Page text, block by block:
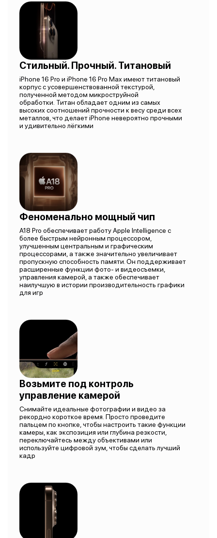
Стильный. Прочный. Титановый
iPhone 16 Pro и iPhone 16 Pro Max имеют титановый
корпус с усовершенствованной текстурой,
полученной методом микроструйной
обработки. Титан обладает одним из самых
высоких соотношений прочности к весу среди всех
металлов, что делает iPhone невероятно прочными
и удивительно лёгкими
Феноменально мощный чип
A18 Pro обеспечивает работу Apple Intelligence с
более быстрым нейронным процессором,
улучшенным центральным и графическим
процессорами, а также значительно увеличивает
пропускную способность памяти. Он поддерживает
расширенные функции фото- и видеосъемки,
управления камерой, а также обеспечивает
наилучшую в истории производительность графики
для игр
Возьмите под контроль
управление камерой
Снимайте идеальные фотографии и видео за
рекордно короткое время. Просто проведите
пальцем по кнопке, чтобы настроить такие функции
камеры, как экспозиция или глубина резкости,
переключайтесь между объективами или
используйте цифровой зум, чтобы сделать лучший
кадр